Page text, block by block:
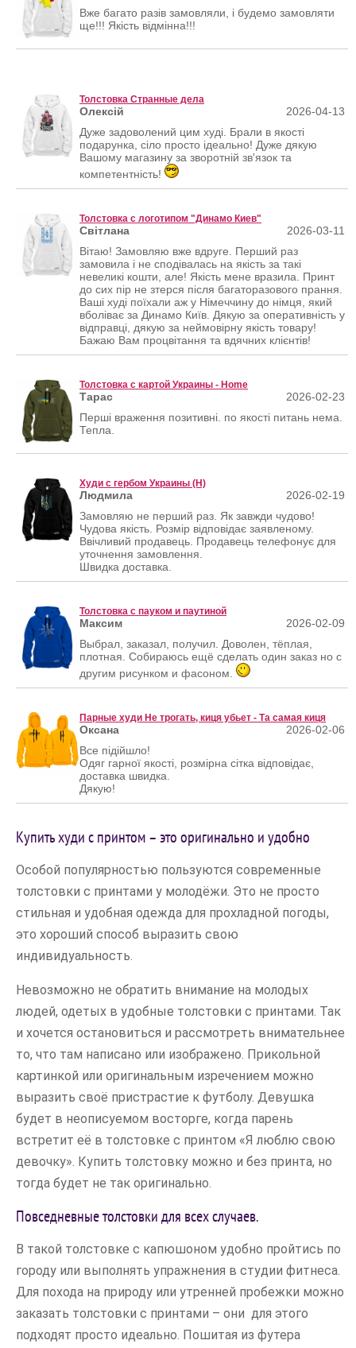
Вже багато разів замовляли, і будемо замовляти
ще!!! Якість відмінна!!!
Толстовка Странные дела
Олексій
2026-04-13
Дуже задоволений цим худі. Брали в якості
подарунка, сіло просто ідеально! Дуже дякую
Вашому магазину за зворотній зв'язок та
компетентність!
Толстовка с логотипом "Динамо Киев"
Світлана
2026-03-11
Вітаю! Замовляю вже вдруге. Перший раз
замовила і не сподівалась на якість за такі
невеликі кошти, але! Якість мене вразила. Принт
до сих пір не зтерся після багаторазового прання.
Ваші худі поїхали аж у Німеччину до німця, який
вболіває за Динамо Київ. Дякую за оперативність у
відправці, дякую за неймовірну якість товару!
Бажаю Вам процвітання та вдячних клієнтів!
Толстовка с картой Украины - Home
Тарас
2026-02-23
Перші враження позитивні. по якості питань нема.
Тепла.
Худи с гербом Украины (Н)
Людмила
2026-02-19
Замовляю не перший раз. Як завжди чудово!
Чудова якість. Розмір відповідає заявленому.
Ввічливий продавець. Продавець телефонує для
уточнення замовлення.
Швидка доставка.
Толстовка с пауком и паутиной
Максим
2026-02-09
Выбрал, заказал, получил. Доволен, тёплая,
плотная. Собираюсь ещё сделать один заказ но с
другим рисунком и фасоном.
Парные худи Не трогать, киця убьет - Та самая киця
Оксана
2026-02-06
Все підійшло!
Одяг гарної якості, розмірна сітка відповідає,
доставка швидка.
Дякую!
Купить худи с принтом – это оригинально и удобно
Особой популярностью пользуются современные
толстовки с принтами у молодёжи. Это не просто
стильная и удобная одежда для прохладной погоды,
это хороший способ выразить свою
индивидуальность.
Невозможно не обратить внимание на молодых
людей, одетых в удобные толстовки с принтами. Так
и хочется остановиться и рассмотреть внимательнее
то, что там написано или изображено. Прикольной
картинкой или оригинальным изречением можно
выразить своё пристрастие к футболу. Девушка
будет в неописуемом восторге, когда парень
встретит её в толстовке с принтом «Я люблю свою
девочку». Купить толстовку можно и без принта, но
тогда будет не так оригинально.
Повседневные толстовки для всех случаев.
В такой толстовке с капюшоном удобно пройтись по
городу или выполнять упражнения в студии фитнеса.
Для похода на природу или утренней пробежки можно
заказать толстовки с принтами – они для этого
подходят просто идеально. Пошитая из футера